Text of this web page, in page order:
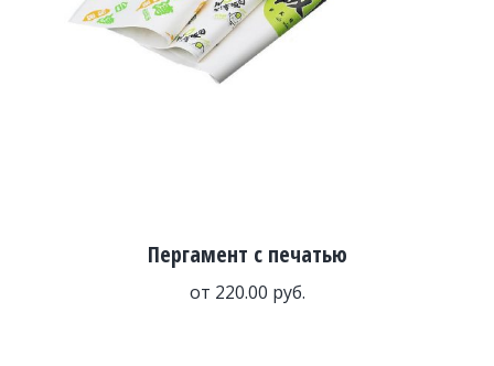
Пергамент с печатью
от 220.00 руб.